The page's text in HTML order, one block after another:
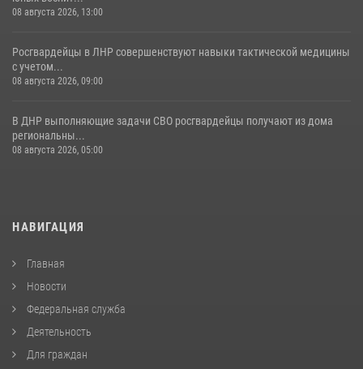
08 августа 2026, 13:00
Росгвардейцы в ЛНР совершенствуют навыки тактической медицины
с учетом...
08 августа 2026, 09:00
В ДНР выполняющие задачи СВО росгвардейцы получают из дома
региональны...
08 августа 2026, 05:00
НАВИГАЦИЯ
Главная
Новости
Федеральная служба
Деятельность
Для граждан